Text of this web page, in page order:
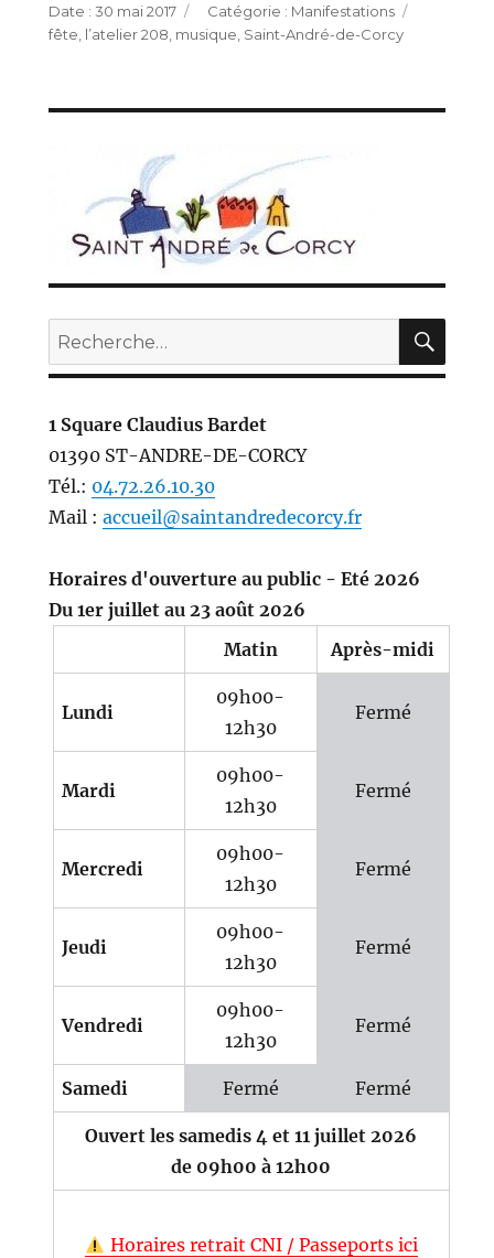
Publié
le
30 mai 2017 Catégories
Manifestations
fête, l’atelier 208, musique, Saint-André-de-Corcy
Recherche
pour :
1 Square Claudius Bardet
01390 ST-ANDRE-DE-CORCY
Tél.: 04.72.26.10.30
Mail : accueil@saintandredecorcy.fr
Horaires d'ouverture au public - Eté 2026
Du 1er juillet au 23 août 2026
Matin
Après-midi
Lundi
09h00-
12h30
Fermé
Mardi
09h00-
12h30
Fermé
Mercredi
09h00-
12h30
Fermé
Jeudi
09h00-
12h30
Fermé
Vendredi
09h00-
12h30
Fermé
Samedi Fermé Fermé
Ouvert les samedis 4 et 11 juillet 2026
de 09h00 à 12h00
Horaires retrait CNI / Passeports ici